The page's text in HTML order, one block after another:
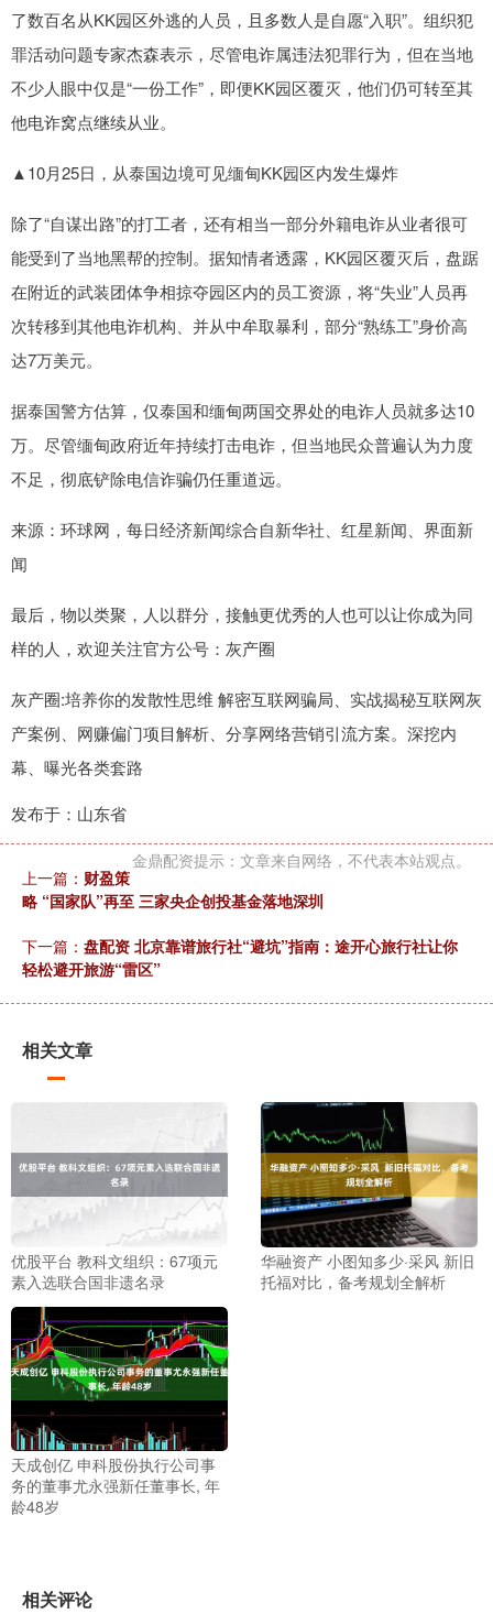
了数百名从KK园区外逃的人员，且多数人是自愿“入职”。组织犯
罪活动问题专家杰森表示，尽管电诈属违法犯罪行为，但在当地
不少人眼中仅是“一份工作”，即便KK园区覆灭，他们仍可转至其
他电诈窝点继续从业。
▲10月25日，从泰国边境可见缅甸KK园区内发生爆炸
除了“自谋出路”的打工者，还有相当一部分外籍电诈从业者很可
能受到了当地黑帮的控制。据知情者透露，KK园区覆灭后，盘踞
在附近的武装团体争相掠夺园区内的员工资源，将“失业”人员再
次转移到其他电诈机构、并从中牟取暴利，部分“熟练工”身价高
达7万美元。
据泰国警方估算，仅泰国和缅甸两国交界处的电诈人员就多达10
万。尽管缅甸政府近年持续打击电诈，但当地民众普遍认为力度
不足，彻底铲除电信诈骗仍任重道远。
来源：环球网，每日经济新闻综合自新华社、红星新闻、界面新
闻
最后，物以类聚，人以群分，接触更优秀的人也可以让你成为同
样的人，欢迎关注官方公号：灰产圈
灰产圈:培养你的发散性思维 解密互联网骗局、实战揭秘互联网灰
产案例、网赚偏门项目解析、分享网络营销引流方案。深挖内
幕、曝光各类套路
发布于：山东省
金鼎配资提示：文章来自网络，不代表本站观点。
上一篇： 财盈策
略 “国家队”再至 三家央企创投基金落地深圳
下一篇： 盘配资 北京靠谱旅行社“避坑”指南：途开心旅行社让你
轻松避开旅游“雷区”
相关文章
优股平台 教科文组织：67项元
素入选联合国非遗名录
华融资产 小图知多少·采风 新旧
托福对比，备考规划全解析
天成创亿 申科股份执行公司事
务的董事尤永强新任董事长, 年
龄48岁
相关评论